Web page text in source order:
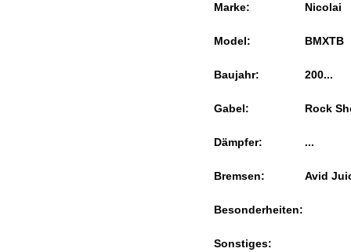
Marke: Nicolai
Model: BMXTB
Baujahr: 200...
Gabel: Rock
Dämpfer: ...
Bremsen: Avid
Besonderheiten:
Sonstiges: